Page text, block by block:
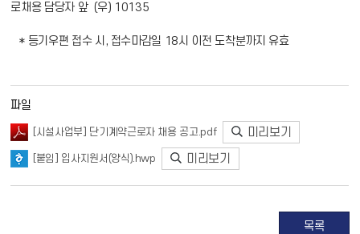
로채용 담당자 앞 (우) 10135
* 등기우편 접수 시, 접수마감일 18시 이전 도착분까지 유효
파일
[시설사업부] 단기계약근로자 채용 공고.pdf 미리보기
[붙임] 입사지원서(양식).hwp 미리보기
목록